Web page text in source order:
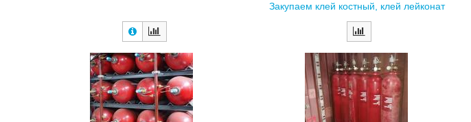
Закупаем клей костный, клей лейконат